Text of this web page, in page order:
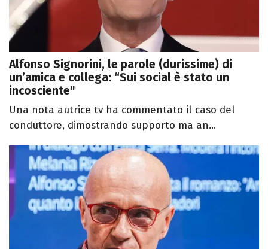
Alfonso Signorini, le parole (durissime) di
un’amica e collega: “Sui social è stato un
incosciente"
Una nota autrice tv ha commentato il caso del
conduttore, dimostrando supporto ma an...